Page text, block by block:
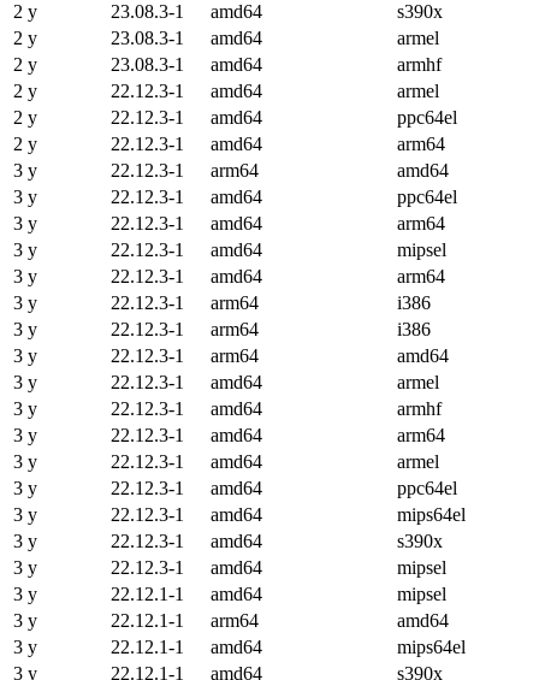
2 y
23.08.3-1 amd64
s390x
2 y
23.08.3-1 amd64
armel
2 y
23.08.3-1 amd64
armhf
2 y
22.12.3-1 amd64
armel
2 y
22.12.3-1 amd64
ppc64el
2 y
22.12.3-1 amd64
arm64
3 y
22.12.3-1 arm64
amd64
3 y
22.12.3-1 amd64
ppc64el
3 y
22.12.3-1 amd64
arm64
3 y
22.12.3-1 amd64
mipsel
3 y
22.12.3-1 amd64
arm64
3 y
22.12.3-1 arm64
i386
3 y
22.12.3-1 arm64
i386
3 y
22.12.3-1 arm64
amd64
3 y
22.12.3-1 amd64
armel
3 y
22.12.3-1 amd64
armhf
3 y
22.12.3-1 amd64
arm64
3 y
22.12.3-1 amd64
armel
3 y
22.12.3-1 amd64
ppc64el
3 y
22.12.3-1 amd64
mips64el
3 y
22.12.3-1 amd64
s390x
3 y
22.12.3-1 amd64
mipsel
3 y
22.12.1-1 amd64
mipsel
3 y
22.12.1-1 arm64
amd64
3 y
22.12.1-1 amd64
mips64el
3 y
22.12.1-1 amd64
s390x